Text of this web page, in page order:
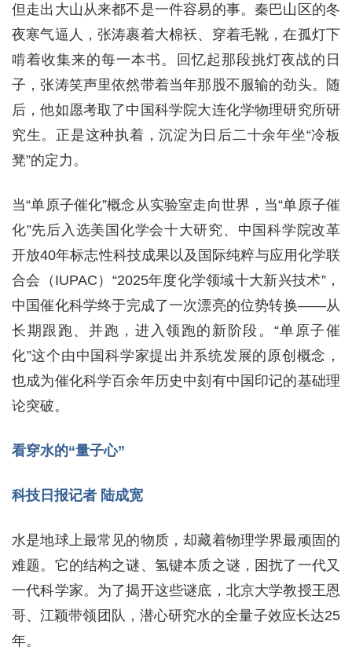
但走出大山从来都不是一件容易的事。秦巴山区的冬
夜寒气逼人，张涛裹着大棉袄、穿着毛靴，在孤灯下
啃着收集来的每一本书。回忆起那段挑灯夜战的日
子，张涛笑声里依然带着当年那股不服输的劲头。随
后，他如愿考取了中国科学院大连化学物理研究所研
究生。正是这种执着，沉淀为日后二十余年坐“冷板
凳”的定力。
当“单原子催化”概念从实验室走向世界，当“单原子催
化”先后入选美国化学会十大研究、中国科学院改革
开放40年标志性科技成果以及国际纯粹与应用化学联
合会（IUPAC）“2025年度化学领域十大新兴技术”，
中国催化科学终于完成了一次漂亮的位势转换——从
长期跟跑、并跑，进入领跑的新阶段。“单原子催
化”这个由中国科学家提出并系统发展的原创概念，
也成为催化科学百余年历史中刻有中国印记的基础理
论突破。
看穿水的“量子心”
科技日报记者 陆成宽
水是地球上最常见的物质，却藏着物理学界最顽固的
难题。它的结构之谜、氢键本质之谜，困扰了一代又
一代科学家。为了揭开这些谜底，北京大学教授王恩
哥、江颖带领团队，潜心研究水的全量子效应长达25
年。